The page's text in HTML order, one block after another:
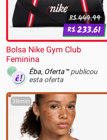
R$449.99
R$233.61
Bolsa Nike Gym Club
Feminina
Êba, Oferta™publicou
esta oferta
38min